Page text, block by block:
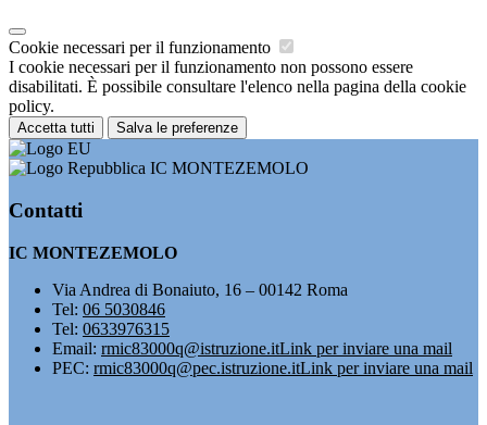
Cookie necessari per il funzionamento
I cookie necessari per il funzionamento non possono essere
disabilitati. È possibile consultare l'elenco nella pagina della cookie
policy.
Accetta tutti Salva le preferenze
IC MONTEZEMOLO
Contatti
IC MONTEZEMOLO
Via Andrea di Bonaiuto, 16 – 00142 Roma
Tel: 06 5030846
Tel: 0633976315
Email: rmic83000q@istruzione.itLink per inviare una mail
PEC: rmic83000q@pec.istruzione.itLink per inviare una mail